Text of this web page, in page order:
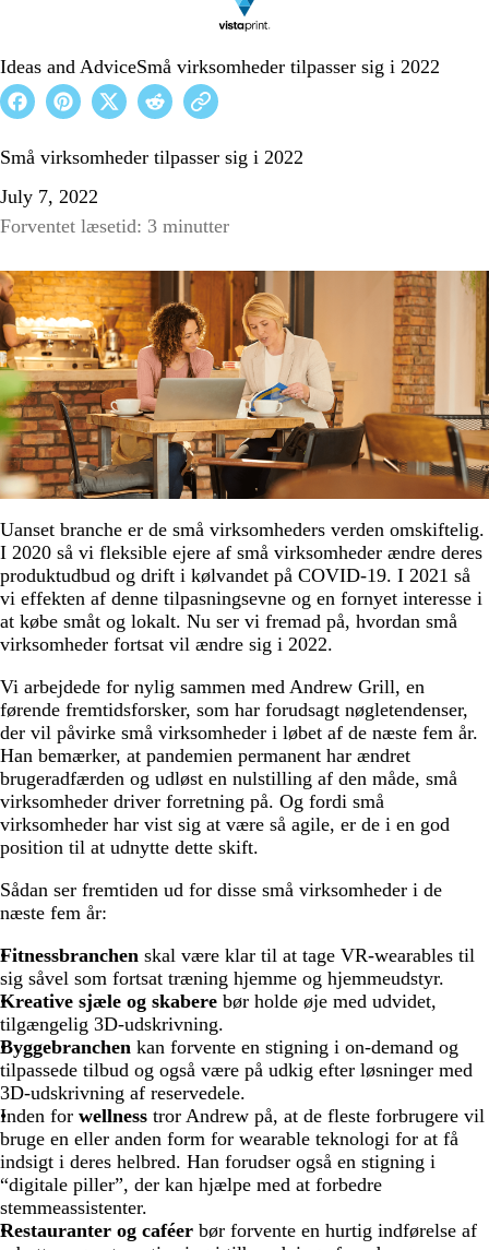
Ideas and AdviceSmå virksomheder tilpasser sig i 2022
Små virksomheder tilpasser sig i 2022
July 7, 2022
Forventet læsetid: 3 minutter
Uanset branche er de små virksomheders verden omskiftelig.
I 2020 så vi fleksible ejere af små virksomheder ændre deres
produktudbud og drift i kølvandet på COVID-19. I 2021 så
vi effekten af denne tilpasningsevne og en fornyet interesse i
at købe småt og lokalt. Nu ser vi fremad på, hvordan små
virksomheder fortsat vil ændre sig i 2022.
Vi arbejdede for nylig sammen med Andrew Grill, en
førende fremtidsforsker, som har forudsagt nøgletendenser,
der vil påvirke små virksomheder i løbet af de næste fem år.
Han bemærker, at pandemien permanent har ændret
brugeradfærden og udløst en nulstilling af den måde, små
virksomheder driver forretning på. Og fordi små
virksomheder har vist sig at være så agile, er de i en god
position til at udnytte dette skift.
Sådan ser fremtiden ud for disse små virksomheder i de
næste fem år:
Fitnessbranchen skal være klar til at tage VR-wearables til
sig såvel som fortsat træning hjemme og hjemmeudstyr.
Kreative sjæle og skabere bør holde øje med udvidet,
tilgængelig 3D-udskrivning.
Byggebranchen kan forvente en stigning i on-demand og
tilpassede tilbud og også være på udkig efter løsninger med
3D-udskrivning af reservedele.
Inden for wellness tror Andrew på, at de fleste forbrugere vil
bruge en eller anden form for wearable teknologi for at få
indsigt i deres helbred. Han forudser også en stigning i
“digitale piller”, der kan hjælpe med at forbedre
stemmeassistenter.
Restauranter og caféer bør forvente en hurtig indførelse af